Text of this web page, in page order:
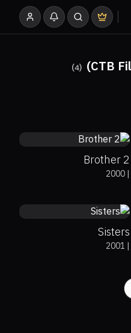
(
4
)
Brother 2
|
2000
7.1
Sisters
|
2001